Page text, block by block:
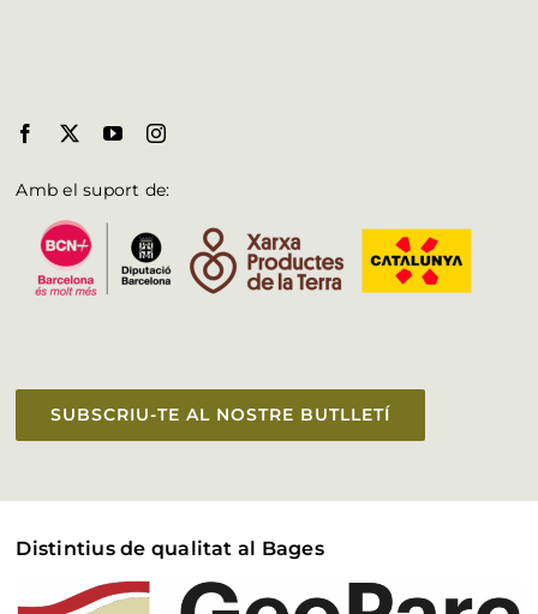
Amb el suport de:
SUBSCRIU-TE AL NOSTRE BUTLLETÍ
Distintius de qualitat al Bages